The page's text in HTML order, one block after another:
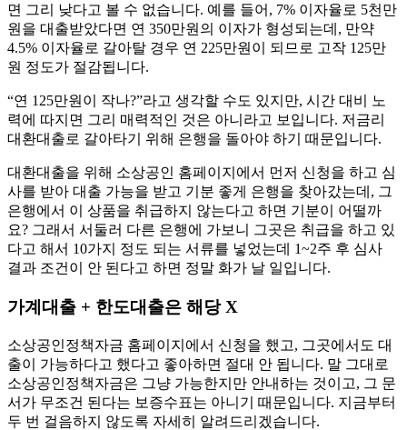
면 그리 낮다고 볼 수 없습니다. 예를 들어, 7% 이자율로 5천만
원을 대출받았다면 연 350만원의 이자가 형성되는데, 만약
4.5% 이자율로 갈아탈 경우 연 225만원이 되므로 고작 125만
원 정도가 절감됩니다.
“연 125만원이 작나?”라고 생각할 수도 있지만, 시간 대비 노
력에 따지면 그리 매력적인 것은 아니라고 보입니다. 저금리
대환대출로 갈아타기 위해 은행을 돌아야 하기 때문입니다.
대환대출을 위해 소상공인 홈페이지에서 먼저 신청을 하고 심
사를 받아 대출 가능을 받고 기분 좋게 은행을 찾아갔는데, 그
은행에서 이 상품을 취급하지 않는다고 하면 기분이 어떨까
요? 그래서 서둘러 다른 은행에 가보니 그곳은 취급을 하고 있
다고 해서 10가지 정도 되는 서류를 넣었는데 1~2주 후 심사
결과 조건이 안 된다고 하면 정말 화가 날 일입니다.
가계대출 + 한도대출은 해당 X
소상공인정책자금 홈페이지에서 신청을 했고, 그곳에서도 대
출이 가능하다고 했다고 좋아하면 절대 안 됩니다. 말 그대로
소상공인정책자금은 그냥 가능한지만 안내하는 것이고, 그 문
서가 무조건 된다는 보증수표는 아니기 때문입니다. 지금부터
두 번 걸음하지 않도록 자세히 알려드리겠습니다.